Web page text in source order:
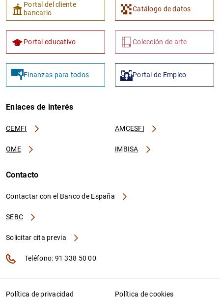
Portal del cliente
bancario
Catálogo de datos
Portal educativo Colección de arte
Finanzas para todos Portal de Empleo
Enlaces de interés
CEMFI AMCESFI
OME IMBISA
Contacto
Contactar con el Banco de España
SEBC
Solicitar cita previa
Teléfono: 91 338 50 00
Política de privacidad Política de cookies